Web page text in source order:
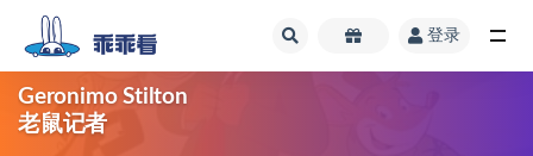
登录
Geronimo Stilton
老鼠记者